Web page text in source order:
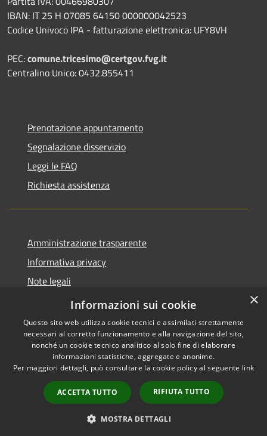
IBAN: IT 25 H 07085 64150 000000042523
Codice Univoco IPA - fatturazione elettronica: UFY8VH
PEC:comune.tricesimo@certgov.fvg.it
Centralino Unico: 0432.855411
Prenotazione appuntamento
Segnalazione disservizio
Leggi le FAQ
Richiesta assistenza
Amministrazione trasparente
Informativa privacy
Note legali
Dichiarazione di accessibilità
Accessibilità
Copyright © 2026 • Comune di
Tricesimo • Powered by
Municipium•
Accesso
redazione
×
Informazioni sui cookie
Questo sito web utilizza cookie tecnici e assimilati strettamente
necessari al corretto funzionamento e alla navigazione del sito,
nonché un cookie tecnico analitico al solo fine di elaborare
informazioni statistiche, aggregate e anonime.
Per maggiori dettagli, può consultare la cookie policy al seguente link
ACCETTA TUTTO RIFIUTA TUTTO
MOSTRA DETTAGLI